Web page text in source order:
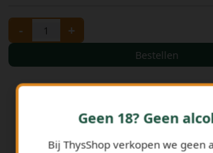
- +
Bestellen
Geen 18? Geen
Bij ThysShop verkopen we geen